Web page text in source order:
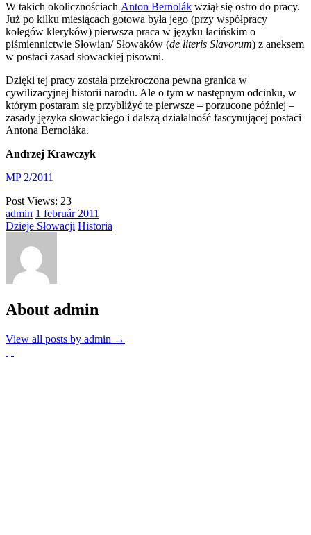
W takich okolicznościach Anton Bernolák wziął się ostro do pracy.
Już po kilku miesiącach gotowa była jego (przy współpracy
kolegów kleryków) pierwsza praca w języku łacińskim o
piśmiennictwie Słowian/ Słowaków (de literis Slavorum) z aneksem
w postaci zasad słowackiej pisowni.
Dzięki tej pracy została przekroczona pewna granica w
cywilizacyjnej historii narodu. Ale o tym w następnym odcinku, w
którym postaram się przybliżyć te pierwsze – porzucone później –
zasady języka słowackiego i dalszą działalność fascynującej postaci
Antona Bernoláka.
Andrzej Krawczyk
MP 2/2011
Post Views: 23
admin 1 február 2011
Dzieje Słowacji Historia
About admin
View all posts by admin →